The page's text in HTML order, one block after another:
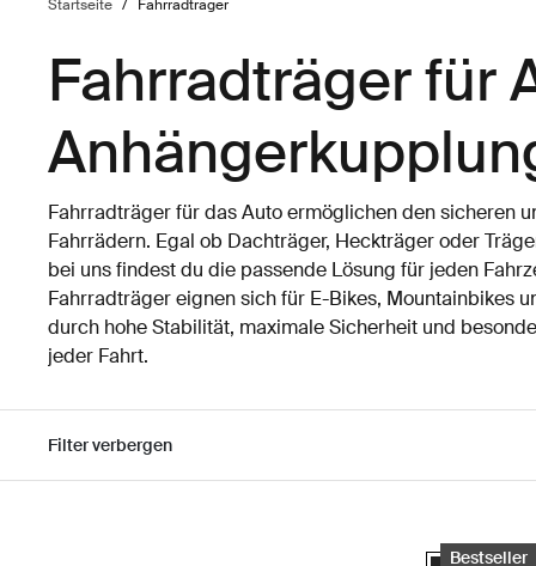
Startseite / Fahrradträger
Fahrradträger für
Fahrradträger für das Auto ermöglichen den sicheren
Fahrrädern. Egal ob Dachträger, Heckträger oder
bei uns findest du die passende Lösung für jeden
Fahrradträger eignen sich für E-Bikes, Mountainbikes
durch hohe Stabilität, maximale Sicherheit und
jeder Fahrt.
Filter verbergen
Thule Epos
Bestseller
Black